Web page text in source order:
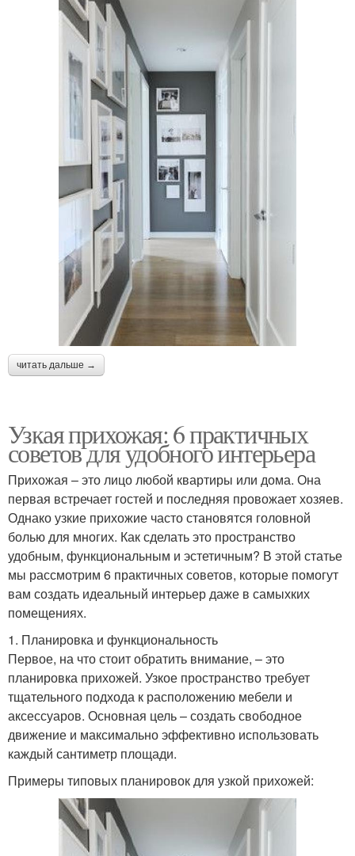
читать дальше →
Узкая прихожая: 6 практичных
советов для удобного интерьера
Прихожая – это лицо любой квартиры или дома. Она
первая встречает гостей и последняя провожает хозяев.
Однако узкие прихожие часто становятся головной
болью для многих. Как сделать это пространство
удобным, функциональным и эстетичным? В этой статье
мы рассмотрим 6 практичных советов, которые помогут
вам создать идеальный интерьер даже в самыхких
помещениях.
1. Планировка и функциональность
Первое, на что стоит обратить внимание, – это
планировка прихожей. Узкое пространство требует
тщательного подхода к расположению мебели и
аксессуаров. Основная цель – создать свободное
движение и максимально эффективно использовать
каждый сантиметр площади.
Примеры типовых планировок для узкой прихожей: